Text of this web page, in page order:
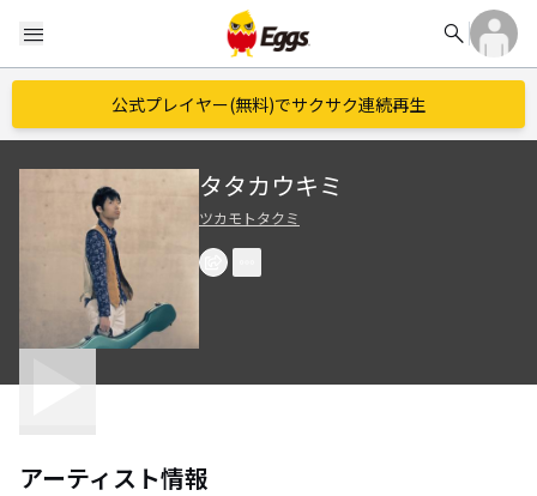
menu search
公式プレイヤー(無料)でサクサク連続再生
タタカウキミ
ツカモトタクミ
アーティスト情報